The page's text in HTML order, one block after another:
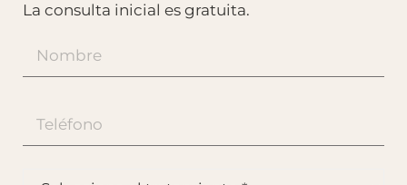
La consulta inicial es gratuita.